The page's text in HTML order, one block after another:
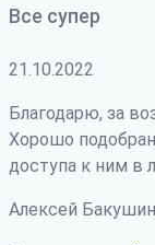
Все супер
21.10.2022
Благодарю, за
Хорошо
доступа к ним в
Алексей Бакушин